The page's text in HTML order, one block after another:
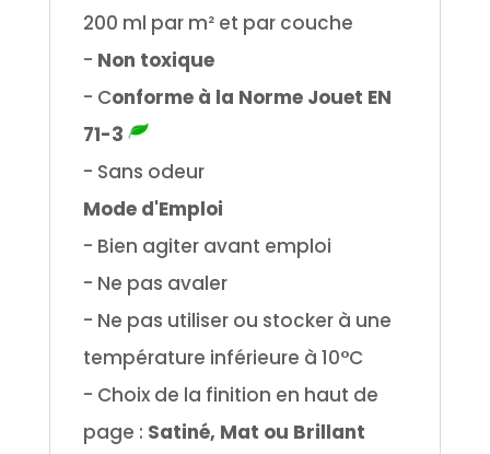
200 ml par m² et par couche
- Non toxique
- Conforme à la Norme Jouet EN
71-3
- Sans odeur
Mode d'Emploi
- Bien agiter avant emploi
- Ne pas avaler
- Ne pas utiliser ou stocker à une
température inférieure à 10°C
- Choix de la finition en haut de
page : Satiné, Mat ou Brillant